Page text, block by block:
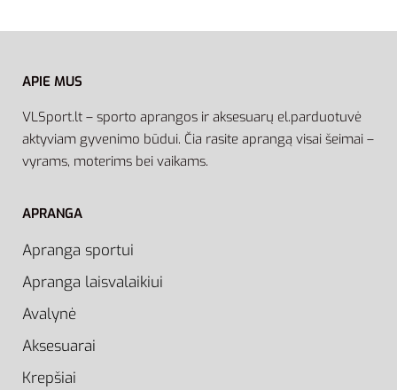
APIE MUS
VLSport.lt – sporto aprangos ir aksesuarų el.parduotuvė
aktyviam gyvenimo būdui. Čia rasite aprangą visai šeimai –
vyrams, moterims bei vaikams.
APRANGA
Apranga sportui
Apranga laisvalaikiui
Avalynė
Aksesuarai
Krepšiai